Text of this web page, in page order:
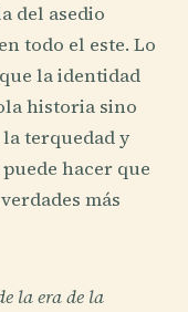
del asedio
todo el este. Lo
la identidad
historia sino
terquedad y
hacer que
más
la era de la